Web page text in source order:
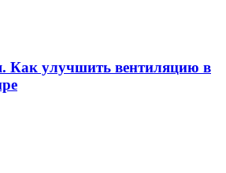
Как улучшить вентиляцию в